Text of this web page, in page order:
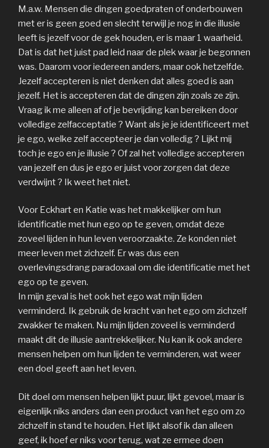
M.a.w. Mensen die dingen goedpraten of onderbouwen
met er is geen goed en slecht terwijl je nog in die illusie
leeft is jezelf voor de gek houden, er is maar 1 waarheid.
Dat is dat het juist pad leid naar de plek waar je begonnen
was. Daarom voor iedereen anders, maar ook hetzelfde.
Jezelf accepteren is niet denken dat alles goed is aan
jezelf. Het is accepteren dat de dingen zijn zoals ze zijn.
Vraag ik me alleen af of je bevrijding kan bereiken door
volledige zelfacceptatie ? Want als je je identificeert met
je ego, welke zelf accepteer je dan volledig ? Lijkt mij
toch je ego en je illusie ? Of zal het volledige accepteren
van jezelf en dus je ego er juist voor zorgen dat deze
verdwijnt ? Ik weet het niet.
Voor Eckhart en Katie was het makkelijker om hun
identificatie met hun ego op te geven, omdat deze
zoveel lijden in hun leven veroorzaakte. Ze konden niet
meer leven met zichzelf. Er was dus een
overlevingsdrang paradoxaal om die identificatie met het
ego op te geven.
In mijn geval is het ook het ego wat mijn lijden
verminderd. Ik gebruik de kracht van het ego om zichzelf
zwakker te maken. Nu mijn lijden zoveel is verminderd
maakt dit de illusie aantrekkelijker. Nu kan ik ook andere
mensen helpen om hun lijden te verminderen, wat weer
een doel geeft aan het leven.
Dit doel om mensen helpen lijkt puur, lijkt gevoel, maar is
eigenlijk niks anders dan een product van het ego om zo
zichzelf in stand te houden. Het lijkt alsof ik dan alleen
geef, ik hoef er niks voor terug, wat ze ermee doen